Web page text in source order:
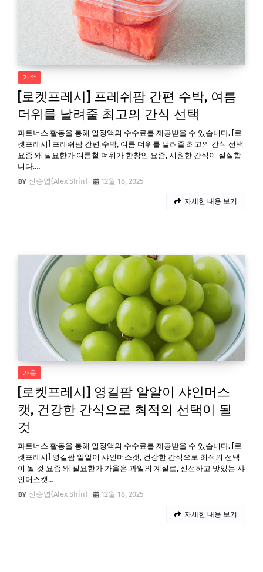
가족
[로켓프레시] 프레쉬팜 간편 수박, 여름
더위를 날려줄 최고의 간식 선택
파트너스 활동을 통해 일정액의 수수료를 제공받을 수 있습니다. [로
켓프레시] 프레쉬팜 간편 수박, 여름 더위를 날려줄 최고의 간식 선택
요즘 왜 필요한가 여름철 더위가 한창인 요즘, 시원한 간식이 절실합
니다.…
신승엽(Alex Shin)
12월 18, 2025
자세한 내용 보기
가을
[로켓프레시] 영길팜 알알이 샤인머스
캣, 건강한 간식으로 최적의 선택이 될
것
파트너스 활동을 통해 일정액의 수수료를 제공받을 수 있습니다. [로
켓프레시] 영길팜 알알이 샤인머스캣, 건강한 간식으로 최적의 선택
이 될 것 요즘 왜 필요한가 가을은 과일의 계절로, 신선하고 맛있는 샤
인머스캣…
신승엽(Alex Shin)
12월 18, 2025
자세한 내용 보기